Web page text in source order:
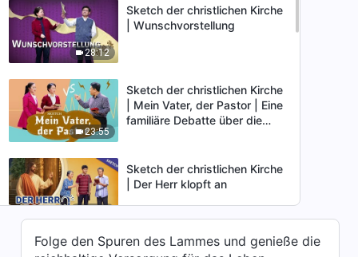
28:12
Sketch der christlichen Kirche
| Wunschvorstellung
23:55
Sketch der christlichen Kirche
| Mein Vater, der Pastor | Eine
familiäre Debatte über die
Sketch der christlichen Kirche
| Der Herr klopft an
Sketch der christlichen Kirche
Folge den Spuren des Lammes und genieße die